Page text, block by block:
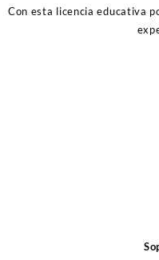
Con esta licencia educativa